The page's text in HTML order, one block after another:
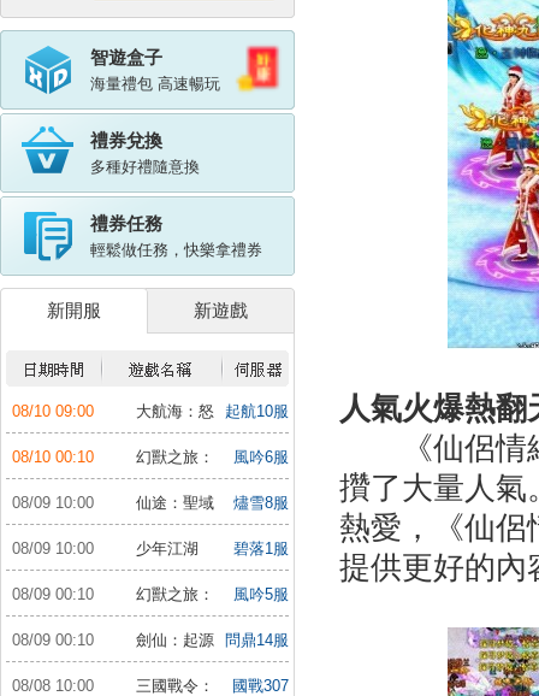
智遊盒子
海量禮包 高速暢玩
禮券兌換
多種好禮隨意換
禮券任務
輕鬆做任務，快樂拿禮券
新開服 新遊戲
08/10 09:00
大航海：怒
海遠征
起航10服
08/10 00:10
幻獸之旅：
新紀元
風吟6服
08/09 10:00
仙途：聖域
戰場
燼雪8服
08/09 10:00
少年江湖
行：福利版
碧落1服
08/09 00:10
幻獸之旅：
新紀元
風吟5服
08/09 00:10 劍仙：起源 問鼎14服
08/08 10:00
三國戰令：
國戰307
人氣火爆熱翻
《仙侶情緣
攢了大量人氣
熱愛，《仙侶
提供更好的內